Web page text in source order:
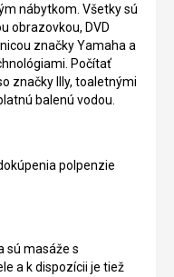
nábytkom. Všetky sú
obrazovkou, DVD
značky Yamaha a
Počítať
značky Illy, toaletnými
balenú vodou.
polpenzie
sú masáže s
a k dispozícii je tiež